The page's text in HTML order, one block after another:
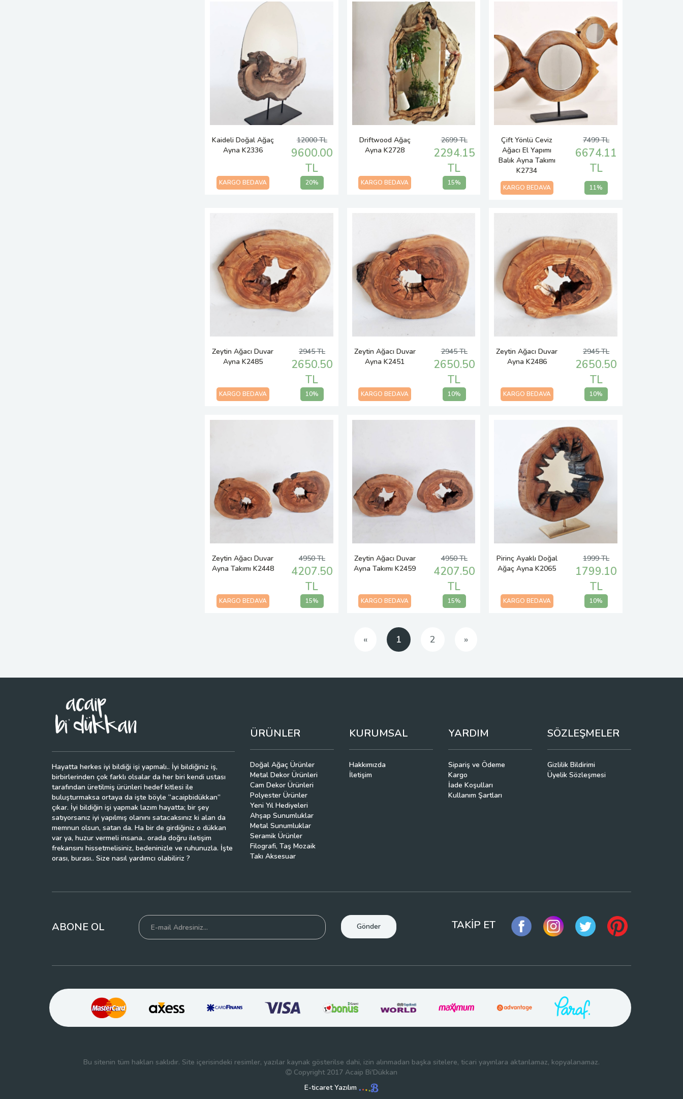
Kaideli Doğal Ağaç
Ayna K2336
12000 TL
9600.00
TL
KARGO BEDAVA 20%
Driftwood Ağaç
Ayna K2728
2699 TL
2294.15
TL
KARGO BEDAVA 15%
Çift Yönlü Ceviz
Ağacı El Yapımı
Balık Ayna Takımı
K2734
7499 TL
6674.11
TL
KARGO BEDAVA 11%
Zeytin Ağacı Duvar
Ayna K2485
2945 TL
2650.50
TL
KARGO BEDAVA 10%
Zeytin Ağacı Duvar
Ayna K2451
2945 TL
2650.50
TL
KARGO BEDAVA 10%
Zeytin Ağacı Duvar
Ayna K2486
2945 TL
2650.50
TL
KARGO BEDAVA 10%
Zeytin Ağacı Duvar
Ayna Takımı K2448
4950 TL
4207.50
TL
KARGO BEDAVA 15%
Zeytin Ağacı Duvar
Ayna Takımı K2459
4950 TL
4207.50
TL
KARGO BEDAVA 15%
Pirinç Ayaklı Doğal
Ağaç Ayna K2065
1999 TL
1799.10
TL
KARGO BEDAVA 10%
«Önceki 1 2 »Sonraki
Hayatta herkes iyi bildiği işi yapmalı.. İyi bildiğiniz iş,
birbirlerinden çok farklı olsalar da her biri kendi ustası
tarafından üretilmiş ürünleri hedef kitlesi ile
buluşturmaksa ortaya da işte böyle “acaipbidükkan”
çıkar. İyi bildiğin işi yapmak lazım hayatta; bir şey
satıyorsanız iyi yapılmış olanını satacaksınız ki alan da
memnun olsun, satan da. Ha bir de girdiğiniz o dükkan
var ya, huzur vermeli insana.. orada doğru iletişim
frekansını hissetmelisiniz, bedeninizle ve ruhunuzla. İşte
orası, burası.. Size nasıl yardımcı olabiliriz ?
ÜRÜNLER
Doğal Ağaç Ürünler
Metal Dekor Ürünleri
Cam Dekor Ürünleri
Polyester Ürünler
Yeni Yıl Hediyeleri
Ahşap Sunumluklar
Metal Sunumluklar
Seramik Ürünler
Filografi, Taş Mozaik
Takı Aksesuar
KURUMSAL
Hakkımızda
İletişim
YARDIM
Sipariş ve Ödeme
Kargo
İade Koşulları
Kullanım Şartları
SÖZLEŞMELER
Gizlilik Bildirimi
Üyelik Sözleşmesi
ABONE OL Gönder TAKİP ET
Bu sitenin tüm hakları saklıdır. Site içerisindeki resimler, yazılar kaynak gösterilse dahi, izin alınmadan başka sitelere, ticari yayınlara aktarılamaz, kopyalanamaz.
Copyright 2017 Acaip Bi'Dükkan
E-ticaret Yazılım